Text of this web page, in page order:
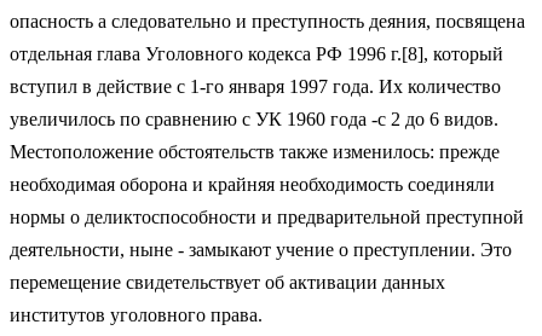
опасность а следовательно и преступность деяния, посвящена
отдельная глава Уголовного кодекса РФ 1996 г.[8], который
вступил в действие с 1-го января 1997 года. Их количество
увеличилось по сравнению с УК 1960 года -с 2 до 6 видов.
Местоположение обстоятельств также изменилось: прежде
необходимая оборона и крайняя необходимость соединяли
нормы о деликтоспособности и предварительной преступной
деятельности, ныне - замыкают учение о преступлении. Это
перемещение свидетельствует об активации данных
институтов уголовного права.